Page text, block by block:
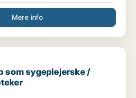
Mere info
sygeplejerske / psykolog / apoteker
som sygeplejerske /